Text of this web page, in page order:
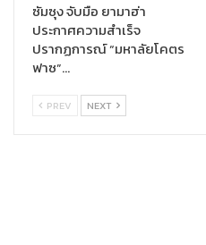
ซัมซุง จับมือ ยามาฮ่า
ประกาศความสำเร็จ
ปรากฏการณ์ “มหาลัยโคตร
ฟาซ”…
PREV NEXT